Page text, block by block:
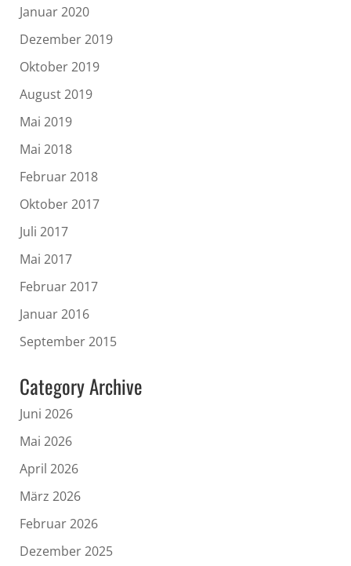
Januar 2020
Dezember 2019
Oktober 2019
August 2019
Mai 2019
Mai 2018
Februar 2018
Oktober 2017
Juli 2017
Mai 2017
Februar 2017
Januar 2016
September 2015
Category Archive
Juni 2026
Mai 2026
April 2026
März 2026
Februar 2026
Dezember 2025